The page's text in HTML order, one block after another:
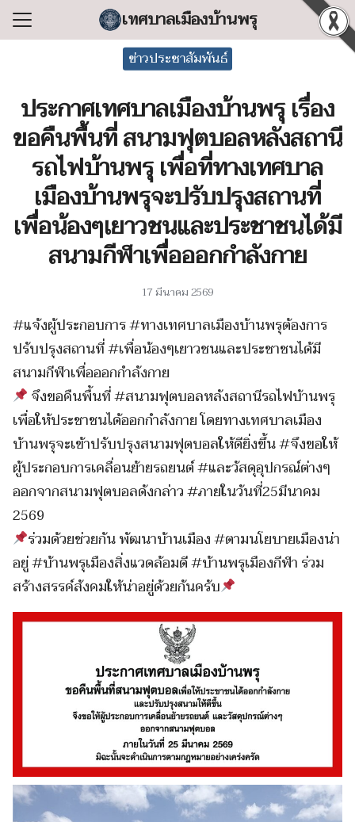
Skip
เทศบาลเมืองบ้านพรุ
ทศบาล
ารงาน
อง/ร้องเรียน
ารสนเทศ
Search
ข่าวประชาสัมพันธ์
ประกาศเทศบาลเมืองบ้านพรุ เรื่อง
ขอคืนพื้นที่ สนามฟุตบอลหลังสถานี
รถไฟบ้านพรุ เพื่อที่ทางเทศบาล
เมืองบ้านพรุจะปรับปรุงสถานที่
เพื่อน้องๆเยาวชนและประชาชนได้มี
สนามกีฬาเพื่อออกกำลังกาย
17 มีนาคม 2569
#แจ้งผู้ประกอบการ #ทางเทศบาลเมืองบ้านพรุต้องการ
ปรับปรุงสถานที่ #เพื่อน้องๆเยาวชนและประชาชนได้มี
สนามกีฬาเพื่อออกกำลังกาย
จึงขอคืนพื้นที่ #สนามฟุตบอลหลังสถานีรถไฟบ้านพรุ
เพื่อให้ประชาชนได้ออกกำลังกาย โดยทางเทศบาลเมือง
บ้านพรุจะเข้าปรับปรุงสนามฟุตบอลให้ดียิ่งขึ้น #จึงขอให้
ผู้ประกอบการเคลื่อนย้ายรถยนต์ #และวัสดุอุปกรณ์ต่างๆ
ออกจากสนามฟุตบอลดังกล่าว #ภายในวันที่25มีนาคม
2569
ร่วมด้วยช่วยกัน พัฒนาบ้านเมือง #ตามนโยบายเมืองน่า
อยู่ #บ้านพรุเมืองสิ่งแวดล้อมดี #บ้านพรุเมืองกีฬา ร่วม
สร้างสรรค์สังคมให้น่าอยู่ด้วยกันครับ